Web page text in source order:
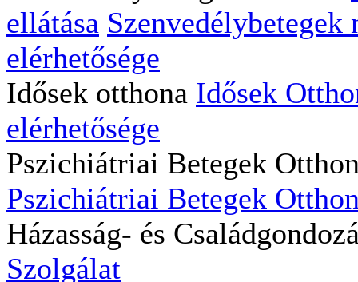
ellátása Szenvedélybetegek
elérhetősége
Idősek otthona Idősek
elérhetősége
Pszichiátriai Betegek
Pszichiátriai Betegek
Házasság- és
Szolgálat